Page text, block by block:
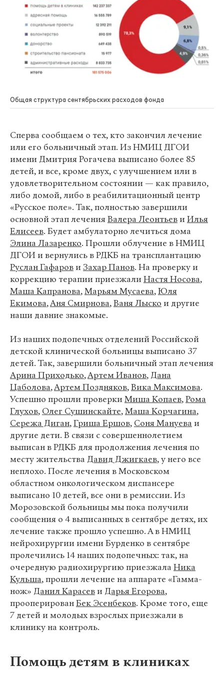
Общая структура сентябрьских расходов фонда
Сперва сообщаем о тех, кто закончил лечение
или его больничный этап. Из НМИЦ ДГОИ
имени Дмитрия Рогачева выписано более 85
детей, и все, кроме двух, с улучшением или в
удовлетворительном состоянии — как правило,
либо домой, либо в реабилитационный центр
«Русское поле». Так, полностью завершили
основной этап леченияВалера ЛеонтьевиИлья
Елисеев. Будет амбулаторно лечиться дома
Элина Лазаренко. Прошли облучение в НМИЦ
ДГОИ и вернулись в РДКБ на трансплантацию
Руслан ГафаровиЗахар Панов. На проверку и
коррекцию терапии приезжалиНастя Носова,
Маша Капранова,Марьям Мусаева,Юля
Екимова,Аня Смирнова,Ваня Лыско и другие
наши давние знакомые.
Из наших подопечных отделений Российской
детской клинической больницы выписано 37
детей. Так, завершили больничный этап лечения
Арина Приходько,Артем Иванов, Дана
Цаболова,Артем Поздняков,Вика Максимова.
Успешно прошли проверкиМиша Копаев,Рома
Глухов, Олег Сушинскайте,Маша Корчагина,
Сережа Диган,Гриша Ершов, Соня Мануева и
другие дети. В связи с совершеннолетием
выписан в РДКБ для продолжения лечения по
месту жительства Давид Джигкаев, у него все
неплохо. После лечения в Московском
областном онкологическом диспансере
выписано 10 детей, все они в ремиссии. Из
Морозовской больницы мы пока получили
сообщения о 4 выписанных в сентябре детях, их
лечение также прошло успешно. А в НМИЦ
нейрохирургии имени Бурденко в сентябре
пролечились 14 наших подопечных: так, на
очередную радиохирургию приезжала Ника
Кульша, прошли лечение на аппарате «Гамма-
нож» Данил Карасеви Дарья Егорова,
прооперированБек Эсенбеков. Кроме того, еще
7 детей и молодых взрослых приезжали в
клинику на контроль.
Помощь детям в клиниках